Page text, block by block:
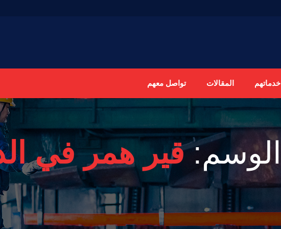
خدماتهم المقالات تواصل معهم
الوسم:قير همر في